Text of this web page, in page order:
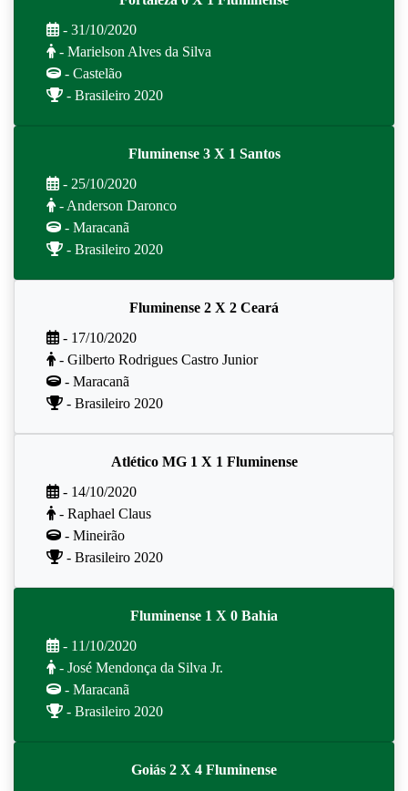
- 31/10/2020
- Marielson Alves da Silva
- Castelão
- Brasileiro 2020
Fluminense 3 X 1 Santos
- 25/10/2020
- Anderson Daronco
- Maracanã
- Brasileiro 2020
Fluminense 2 X 2 Ceará
- 17/10/2020
- Gilberto Rodrigues Castro Junior
- Maracanã
- Brasileiro 2020
Atlético MG 1 X 1 Fluminense
- 14/10/2020
- Raphael Claus
- Mineirão
- Brasileiro 2020
Fluminense 1 X 0 Bahia
- 11/10/2020
- José Mendonça da Silva Jr.
- Maracanã
- Brasileiro 2020
Goiás 2 X 4 Fluminense